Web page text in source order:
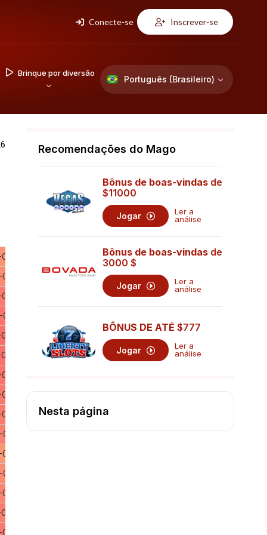
Conecte-se Inscrever-se
Brinque por diversão
Português (Brasileiro)
CIMA.
-0,431063
-0,535120
0,524474
0,507385
-0,481619
-0,372091
-0,433571
-0,463412
-0,509172
Recomendações do Mago
Bônus de boas-vindas de
$11000
Jogar
Ler a
análise
Bônus de boas-vindas de
3000 $
Jogar
Ler a
análise
BÔNUS DE ATÉ$777
Jogar
Ler a
análise
Nesta página